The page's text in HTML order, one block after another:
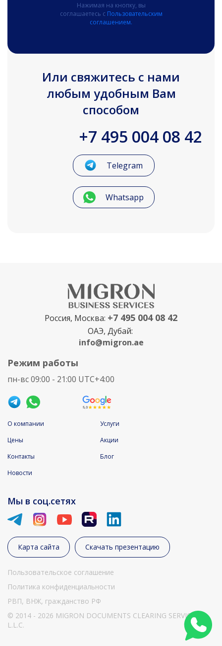
Нажимая на кнопку, вы
соглашаетесь с Пользовательским
соглашением.
Или свяжитесь с нами
любым удобным Вам
способом
Telegram
Whatsapp
+7 495 004 08 42
Россия, Москва: +7 495 004 08 42
ОАЭ, Дубай:
info@migron.ae
Режим работы
пн-вс 09:00 - 21:00 UTC+4:00
О компании
Цены
Контакты
Новости
Услуги
Акции
Блог
Мы в соц.сетях
Карта сайта Скачать презентацию
Пользовательское соглашение
Политика конфиденциальности
РВП, ВНЖ, гражданство РФ
© 2014 - 2026 MIGRON DOCUMENTS CLEARING SERVICES
L.L.C.